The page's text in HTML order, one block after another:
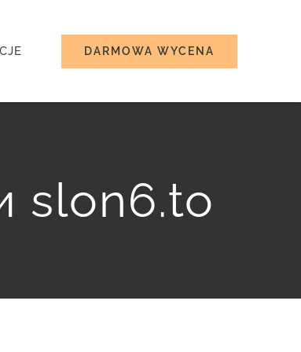
DARMOWA WYCENA
slon6.to